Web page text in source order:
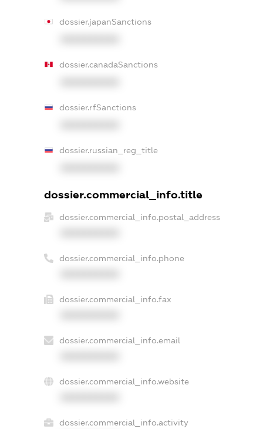
dossier.japanSanctions
dossier.canadaSanctions
dossier.rfSanctions
dossier.russian_reg_title
dossier.commercial_info.title
dossier.commercial_info.postal_address
dossier.commercial_info.phone
dossier.commercial_info.fax
dossier.commercial_info.email
dossier.commercial_info.website
dossier.commercial_info.activity